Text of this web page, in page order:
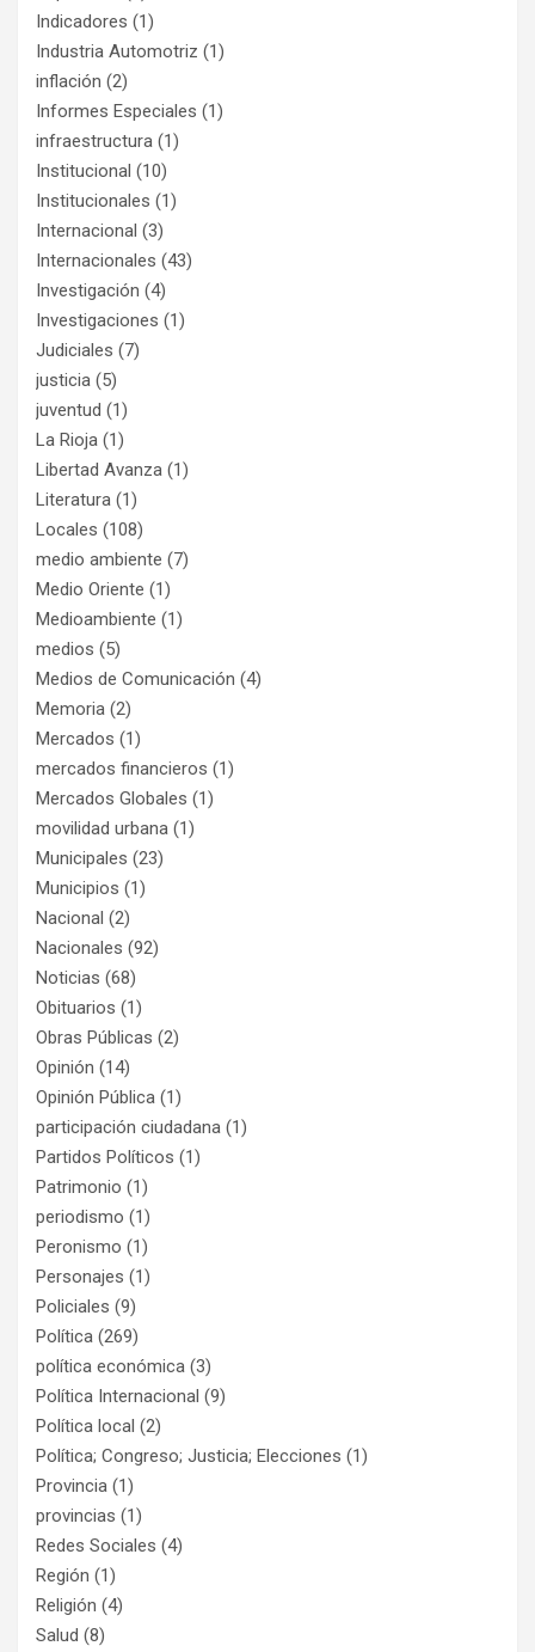
Indicadores (1)
Industria Automotriz (1)
inflación (2)
Informes Especiales (1)
infraestructura (1)
Institucional (10)
Institucionales (1)
Internacional (3)
Internacionales (43)
Investigación (4)
Investigaciones (1)
Judiciales (7)
justicia (5)
juventud (1)
La Rioja (1)
Libertad Avanza (1)
Literatura (1)
Locales (108)
medio ambiente (7)
Medio Oriente (1)
Medioambiente (1)
medios (5)
Medios de Comunicación (4)
Memoria (2)
Mercados (1)
mercados financieros (1)
Mercados Globales (1)
movilidad urbana (1)
Municipales (23)
Municipios (1)
Nacional (2)
Nacionales (92)
Noticias (68)
Obituarios (1)
Obras Públicas (2)
Opinión (14)
Opinión Pública (1)
participación ciudadana (1)
Partidos Políticos (1)
Patrimonio (1)
periodismo (1)
Peronismo (1)
Personajes (1)
Policiales (9)
Política (269)
política económica (3)
Política Internacional (9)
Política local (2)
Política; Congreso; Justicia; Elecciones (1)
Provincia (1)
provincias (1)
Redes Sociales (4)
Región (1)
Religión (4)
Salud (8)